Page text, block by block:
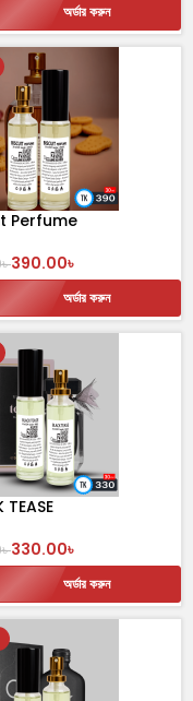
অর্ডার করুন
Perfume
৳390.00৳
অর্ডার করুন
TEASE
৳330.00৳
অর্ডার করুন